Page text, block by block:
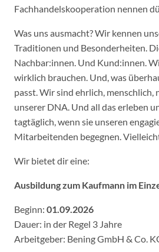
Fachhandelskooperation nennen
Was uns ausmacht? Wir kennen
Traditionen und Besonderheiten.
Nachbar:innen. Und Kund:innen.
wirklich brauchen. Und, was
passt. Wir sind ehrlich, menschlich,
unserer DNA. Und all das erleben
tagtäglich, wenn sie unseren
Mitarbeitenden begegnen.
Wir bietet dir eine:
Ausbildung zum Kaufmann im
Beginn: 01.09.2026
Dauer: in der Regel 3 Jahre
Arbeitgeber: Bening GmbH & Co.